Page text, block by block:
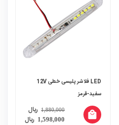
LED فلاشر پلیسی خطی 12V
سفید-قرمز
1,598,000 ریال
1,880,000 ریال local_mall